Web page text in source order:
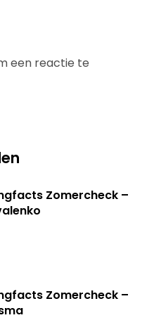
een reactie te
Zomercheck –
Zomercheck –